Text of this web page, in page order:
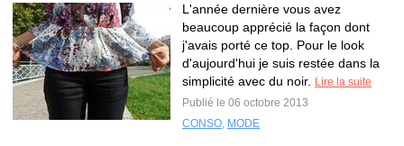
L'année dernière vous avez
beaucoup apprécié la façon dont
j'avais porté ce top. Pour le look
d'aujourd'hui je suis restée dans la
simplicité avec du noir.
Lire la suite
Publié le 06 octobre 2013
CONSO, MODE